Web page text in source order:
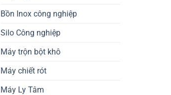
Bồn Inox công nghiệp
Silo Công nghiệp
Máy trộn bột khô
Máy chiết rót
Máy Ly Tâm